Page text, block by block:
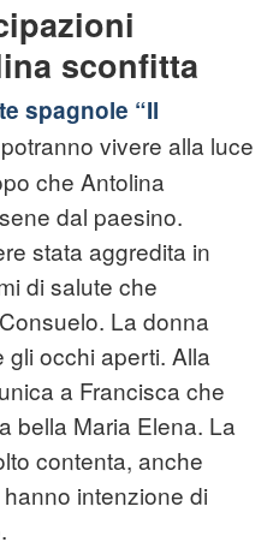
sconfitta
spagnole “Il
potranno vivere alla luce
che Antolina
dal paesino.
stata aggredita in
di salute che
La donna
gli occhi aperti. Alla
a Francisca che
bella Maria Elena. La
contenta, anche
intenzione di